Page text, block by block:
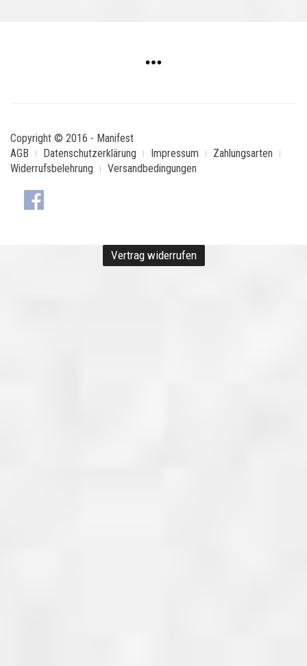
Copyright © 2016 - Manifest
AGB
Datenschutzerklärung Impressum
Zahlungsarten
Widerrufsbelehrung
Versandbedingungen
Vertrag widerrufen